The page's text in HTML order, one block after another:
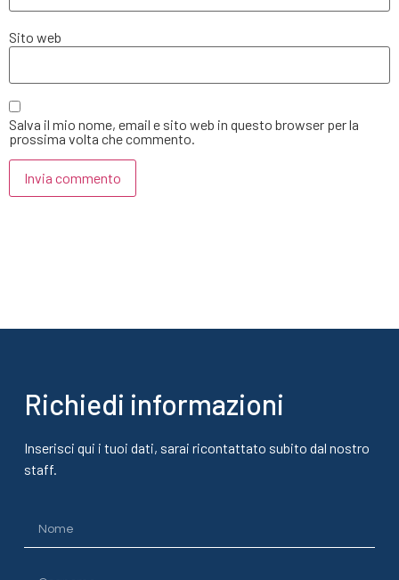
Sito web
Salva il mio nome, email e sito web in questo browser per la
prossima volta che commento.
Richiedi informazioni
Inserisci qui i tuoi dati, sarai ricontattato subito dal nostro
staff.